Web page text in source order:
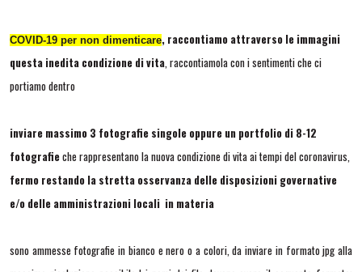
COVID-19 per non dimenticare, raccontiamo attraverso le immagini
questa inedita condizione di vita, raccontiamola con i sentimenti che ci
portiamo dentro
inviare massimo 3 fotografie singole oppure un portfolio di 8-12
fotografieche rappresentano la nuova condizione di vita ai tempi del coronavirus,
fermo restando la stretta osservanza delle disposizioni governative
e/o delle amministrazioni locali in materia
sono ammesse fotografie in bianco e nero o a colori, da inviare in formato jpg alla